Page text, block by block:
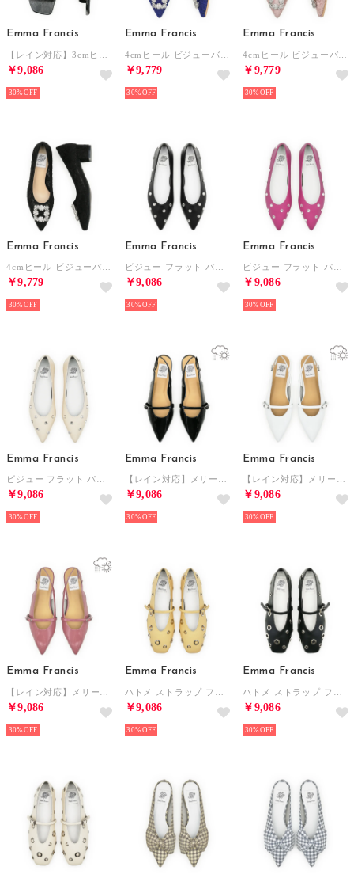
Emma Francis
￥9,086
30%
Emma Francis
￥9,779
30%
Emma Francis
￥9,779
30%
Emma Francis
￥9,779
30%
Emma Francis
￥9,086
30%
Emma Francis
￥9,086
30%
Emma Francis
￥9,086
30%
Emma Francis
￥9,086
30%
Emma Francis
￥9,086
30%
Emma Francis
￥9,086
30%
Emma Francis
￥9,086
30%
Emma Francis
￥9,086
30%